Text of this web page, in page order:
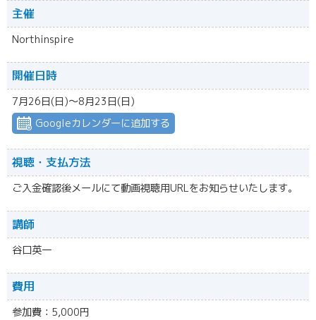
主催
Northinspire
開催日時
7月26日(日)～8月23日(日)
Googleカレンダーに追加する
視聴・ 支払方法
ご入金確認後メールにて動画視聴用URLをお知らせいたします。
講師
谷口英一
費用
参加費：5,000円